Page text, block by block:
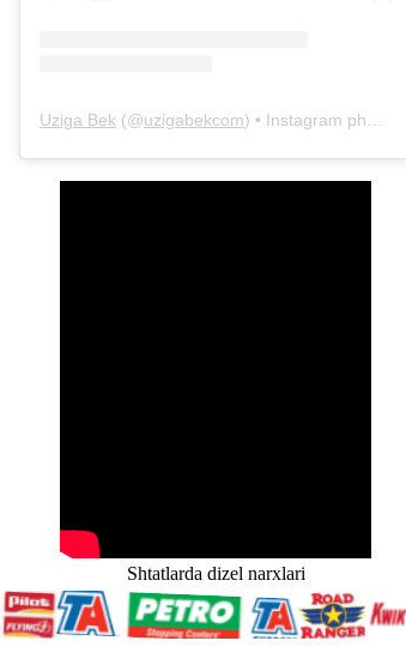
Uziga Bek (@uzigabekcom) • Instagram photos and videos
Shtatlarda dizel narxlari